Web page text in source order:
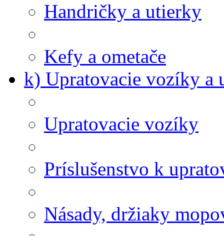
Handričky a utierky
Kefy a ometače
k) Upratovacie vozíky a
Upratovacie vozíky
Príslušenstvo k
Násady, držiaky